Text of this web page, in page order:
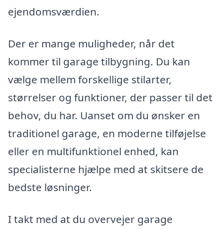
ejendomsværdien.
Der er mange muligheder, når det
kommer til garage tilbygning. Du kan
vælge mellem forskellige stilarter,
størrelser og funktioner, der passer til det
behov, du har. Uanset om du ønsker en
traditionel garage, en moderne tilføjelse
eller en multifunktionel enhed, kan
specialisterne hjælpe med at skitsere de
bedste løsninger.
I takt med at du overvejer garage